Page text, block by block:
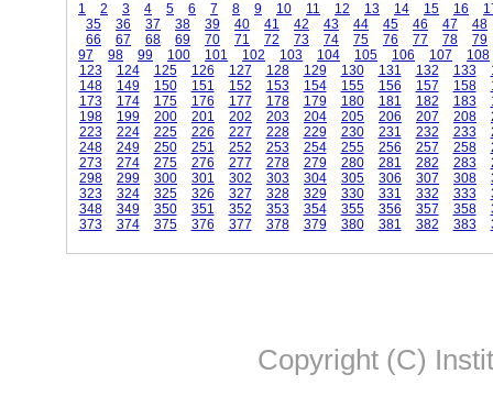
1
2 3 4 5 6 7 8 9 10 11 12 13 14 15 16
35
36 37 38 39 40 41 42 43 44 45 46 47
48
66
67 68 69 70 71 72 73 74 75 76 77 78
79
97
98 99 100 101 102 103 104 105 106 107
108
123
124 125 126 127 128 129 130 131 132 133
148
149 150 151 152 153 154 155 156 157 158
173
174 175 176 177 178 179 180 181 182 183
198
199 200 201 202 203 204 205 206 207 208
223
224 225 226 227 228 229 230 231 232 233
248
249 250 251 252 253 254 255 256 257 258
273
274 275 276 277 278 279 280 281 282 283
298
299 300 301 302 303 304 305 306 307 308
323
324 325 326 327 328 329 330 331 332 333
348
349 350 351 352 353 354 355 356 357 358
373
374 375 376 377 378 379 380 381 382 383
Copyright (C)